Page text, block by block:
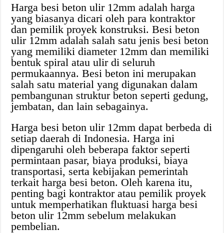
Harga besi beton ulir 12mm adalah harga
yang biasanya dicari oleh para kontraktor
dan pemilik proyek konstruksi. Besi beton
ulir 12mm adalah salah satu jenis besi beton
yang memiliki diameter 12mm dan memiliki
bentuk spiral atau ulir di seluruh
permukaannya. Besi beton ini merupakan
salah satu material yang digunakan dalam
pembangunan struktur beton seperti gedung,
jembatan, dan lain sebagainya.
Harga besi beton ulir 12mm dapat berbeda di
setiap daerah di Indonesia. Harga ini
dipengaruhi oleh beberapa faktor seperti
permintaan pasar, biaya produksi, biaya
transportasi, serta kebijakan pemerintah
terkait harga besi beton. Oleh karena itu,
penting bagi kontraktor atau pemilik proyek
untuk memperhatikan fluktuasi harga besi
beton ulir 12mm sebelum melakukan
pembelian.